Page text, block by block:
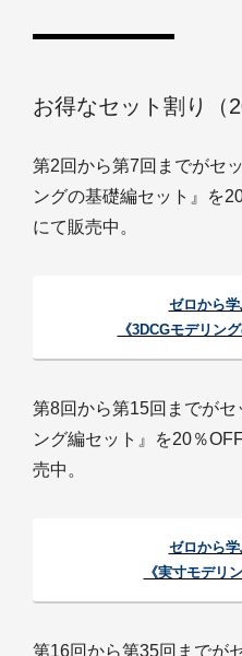
お得なセット割り（
第2回から第7回までがセ
ングの基礎編セット』を
にて販売中。
ゼロから
《3DCGモデリン
第8回から第15回までがセ
ング編セット』を20％
売中。
ゼロから
《実寸モデリ
第16回から第35回までが